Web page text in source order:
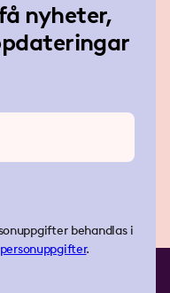
nyheter,
behandlas i
.